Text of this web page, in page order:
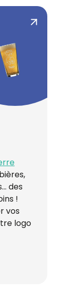
des
!
vos
logo